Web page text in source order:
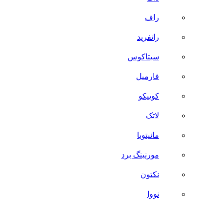
راف
رانفرید
سیتاکوس
فارمیل
کوییکو
لاتک
مانیتوبا
مورنینگ برد
نکتون
نووا